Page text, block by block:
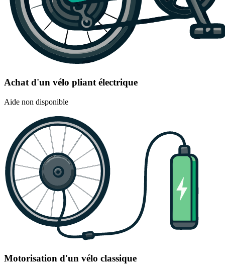
Achat d'un vélo pliant électrique
Aide non disponible
Motorisation d'un vélo classique